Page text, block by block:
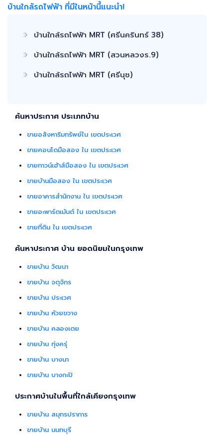
บ้านใกล้รถไฟฟ้า ที่มีในหน้านี้แนะนำ!
บ้านใกล้รถไฟฟ้า MRT (ศรีนครินทร์ 38)
บ้านใกล้รถไฟฟ้า MRT (สวนหลวงร.9)
บ้านใกล้รถไฟฟ้า MRT (ศรีนุช)
ค้นหาประกาศ ประเภทบ้าน
ขายอสังหาริมทรัพย์ใน เขตประเวศ
ขายคอนโดมือสอง ใน เขตประเวศ
ขายทาวน์เฮ้าส์มือสอง ใน เขตประเวศ
ขายบ้านมือสอง ใน เขตประเวศ
ขายอาคารสำนักงาน ใน เขตประเวศ
ขายอะพาร์ตเม้นต์ ใน เขตประเวศ
ขายที่ดิน ใน เขตประเวศ
ค้นหาประกาศ บ้าน ยอดนิยมในกรุงเทพ
ขายบ้าน วัฒนา
ขายบ้าน จตุจักร
ขายบ้าน ประเวศ
ขายบ้าน ห้วยขวาง
ขายบ้าน คลองเตย
ขายบ้าน ทุ่งครุ่
ขายบ้าน บางนา
ขายบ้าน บางกะปิ
ประกาศบ้านในพื้นที่ใกล้เคียงกรุงเทพ
ขายบ้าน สมุทรปราการ
ขายบ้าน นนทบุรี